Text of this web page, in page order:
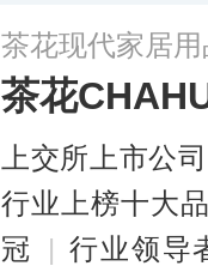
茶花现代家居
茶花
上交所上市公司
行业上榜十大
冠
| 行业领导